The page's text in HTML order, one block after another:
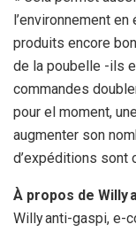
l’environnement
produits encore
de la poubelle -ils
commandes
pour el moment,
augmenter son
d’expéditions sont
À propos de Willy
Willy anti-gaspi, e-